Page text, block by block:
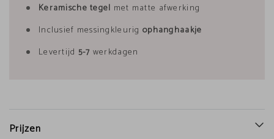
Keramische tegel met matte afwerking
Inclusief messingkleurig ophanghaakje
Levertijd 5-7 werkdagen
Prijzen